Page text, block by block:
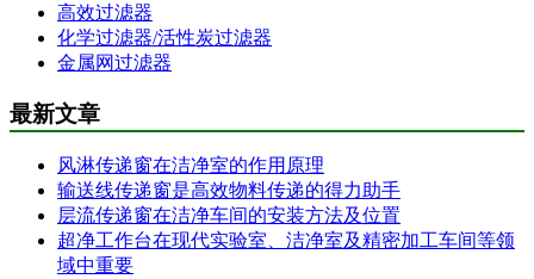
高效过滤器
化学过滤器/活性炭过滤器
金属网过滤器
最新文章
风淋传递窗在洁净室的作用原理
输送线传递窗是高效物料传递的得力助手
层流传递窗在洁净车间的安装方法及位置
超净工作台在现代实验室、洁净室及精密加工车间等领
域中重要